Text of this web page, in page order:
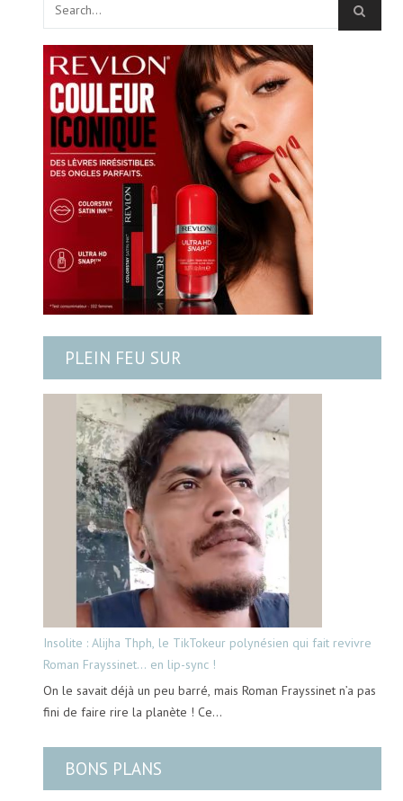
PLEIN FEU SUR
Insolite : Alijha Thph, le TikTokeur polynésien qui fait revivre
Roman Frayssinet… en lip-sync !
On le savait déjà un peu barré, mais Roman Frayssinet n’a pas
fini de faire rire la planète ! Ce…
BONS PLANS